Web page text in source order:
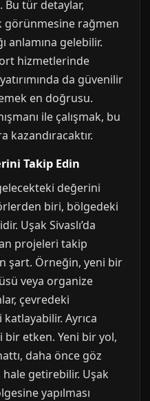
Bu tür detaylar,
görünmesine rağmen
anlamına gelebilir.
hizmetlerinde
da güvenilir
en doğrusu.
ile çalışmak, bu
kazandıracaktır.
Takip Edin
değerini
biri, bölgedeki
Uşak Sivaslı’da
projeleri takip
şart. Örneğin, yeni bir
veya organize
çevredeki
Ayrıca
bir etken. Yeni bir yol,
daha önce göz
getirebilir. Uşak
yapılması